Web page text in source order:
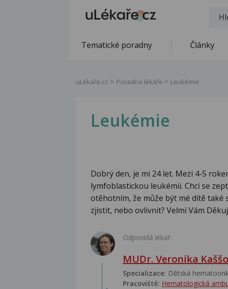
Tematické poradny Články
uLékaře.cz Poradna lékaře Leukémie
Leukémie
Dobrý den, je mi 24 let. Mezi 4-5
lymfoblastickou leukémii. Chci se
otěhotním, že může být mé dítě také
zjistit, nebo ovlivnit? Velmi Vám
Odpovídá lékař:
MUDr. Veronika
Specializace: Dětská
Pracoviště: Hematologická